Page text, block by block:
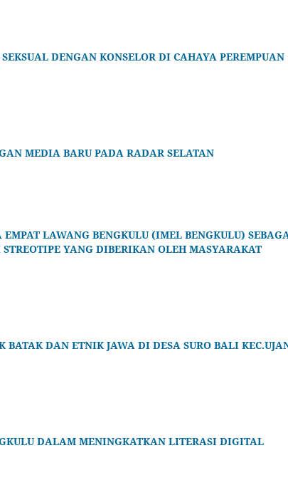
DENGAN KONSELOR DI CAHAYA PEREMPUAN
MEDIA BARU PADA RADAR SELATAN
LAWANG BENGKULU (IMEL BENGKULU)
YANG DIBERIKAN OLEH MASYARAKAT
DAN ETNIK JAWA DI DESA SURO BALI
DALAM MENINGKATKAN LITERASI DIGITAL